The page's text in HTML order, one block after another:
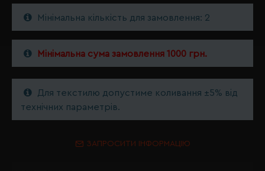
Мінімальна кількість для замовлення: 2
Мінімальна сума замовлення 1000 грн.
Для текстилю допустиме коливання ±5% від
технічних параметрів.
ЗАПРОСИТИ ІНФОРМАЦІЮ